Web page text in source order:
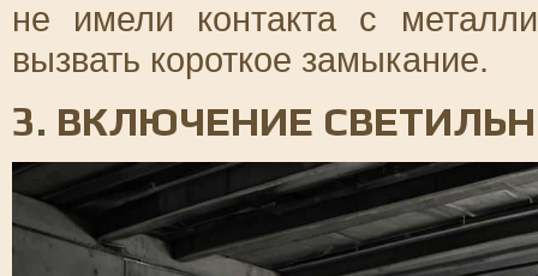
не имели контакта с
вызвать короткое замыкание.
3. ВКЛЮЧЕНИЕ